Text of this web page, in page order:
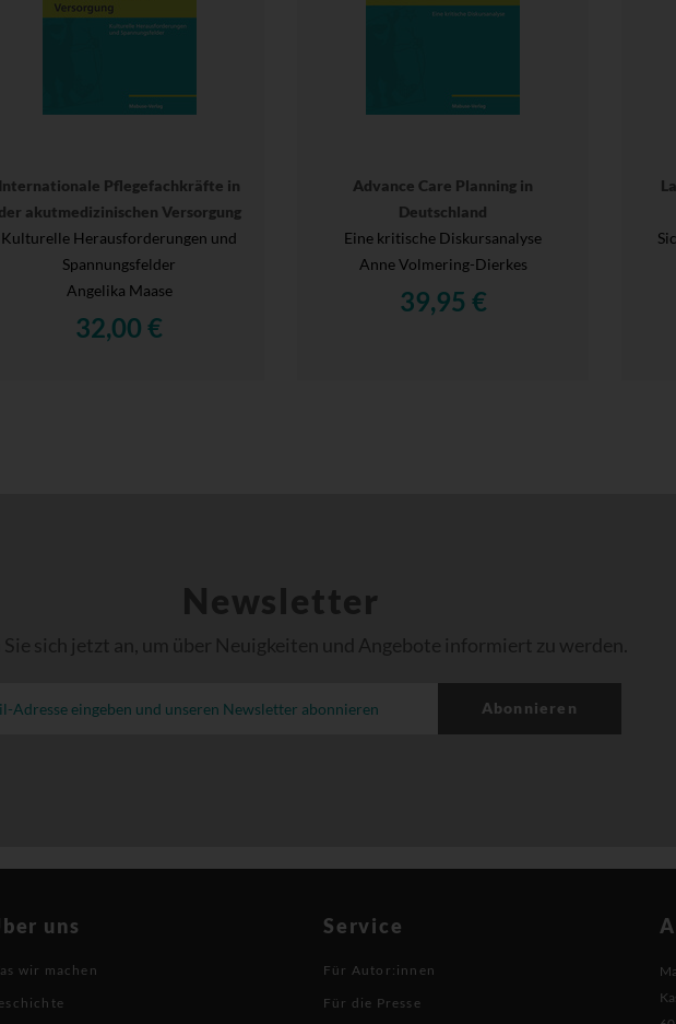
Internationale Pflegefachkräfte in
der akutmedizinischen Versorgung
Kulturelle Herausforderungen und
Spannungsfelder
Angelika Maase
32,00 €
Advance Care Planning in
Deutschland
Eine kritische Diskursanalyse
Anne Volmering-Dierkes
39,95 €
Newsletter
sich jetzt an, um über Neuigkeiten und Angebote informiert zu werden.
Abonnieren
uns
wir machen
Service
Für Autor:innen
Für die Presse